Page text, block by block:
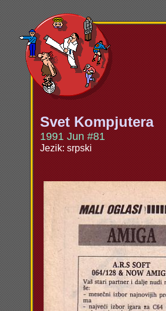
Svet Kompjutera
1991 Jun #81
Jezik: srpski